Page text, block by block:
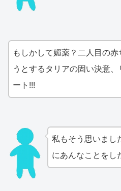
もしかして媚薬？二人目の赤
うとするタリアの固い決意、
ート!!!
私もそう思いま
にあんなことを